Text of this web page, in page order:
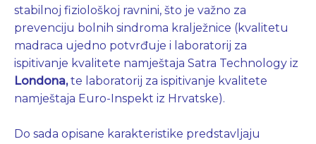
stabilnoj fiziološkoj ravnini, što je važno za
prevenciju bolnih sindroma kralježnice (kvalitetu
madraca ujedno potvrđuje i laboratorij za
ispitivanje kvalitete namještaja Satra Technology iz
Londona,te laboratorij za ispitivanje kvalitete
namještaja Euro-Inspekt iz Hrvatske).
Do sada opisane karakteristike predstavljaju